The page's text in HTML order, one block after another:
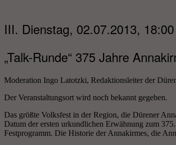
III. Dienstag, 02.07.2013,
„Talk-Runde“ 375 Jahre
Moderation Ingo Latotzki, Redaktionsleiter der
Der Veranstaltungsort wird noch bekannt gegeben.
Das größte Volksfest in der Region, die Dürener
Datum der ersten urkundlichen Erwähnung zum
Festprogramm. Die Historie der Annakirmes, die